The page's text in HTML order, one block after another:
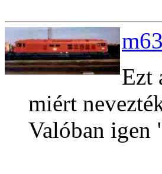
Ezt
miért
Valóban igen